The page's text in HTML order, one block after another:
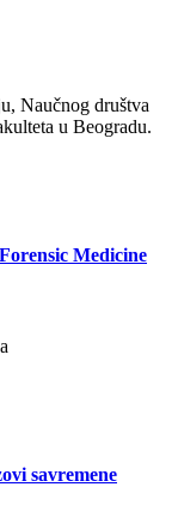
Naučnog društva
u Beogradu.
Medicine
savremene